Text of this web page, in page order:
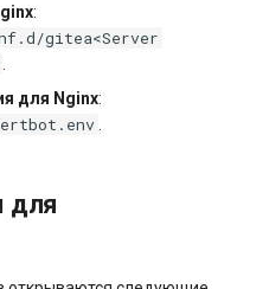
:
gitea<Server
для Nginx:
для